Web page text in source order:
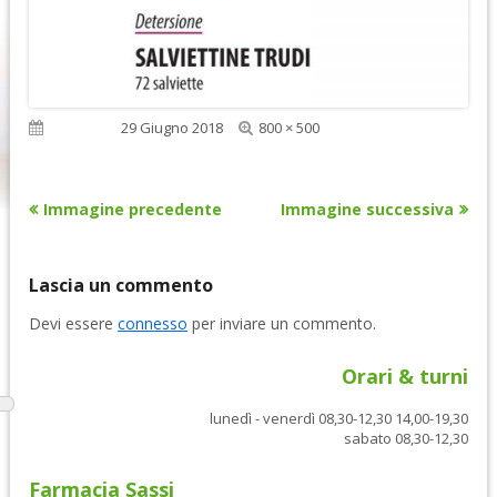
Pubblicato29 Giugno 2018
Dimensione
800 × 500
Immagine precedente Immagine successiva
Lascia un commento
Devi essereconnesso per inviare un commento.
Orari & turni
lunedì - venerdì 08,30-12,30 14,00-19,30
sabato 08,30-12,30
Farmacia Sassi